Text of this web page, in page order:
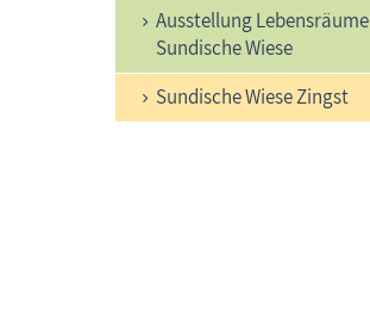
Ausstellung Lebensräume
Sundische Wiese
Sundische Wiese Zingst